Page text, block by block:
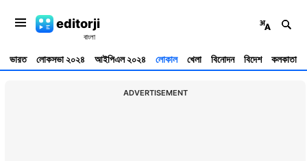
editorji
ভারত লোকসভা ২০২৪ আইপিএল ২০২৪ লোকাল খেলা বিনোদন বিদেশ কলকাতা
ADVERTISEMENT